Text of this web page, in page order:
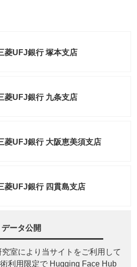
菱UFJ銀行 塚本支店
菱UFJ銀行 九条支店
菱UFJ銀行 大阪恵美須支店
菱UFJ銀行 四貫島支店
ータ公開
室により当サイトをご利用して
利用限定で Hugging Face Hub